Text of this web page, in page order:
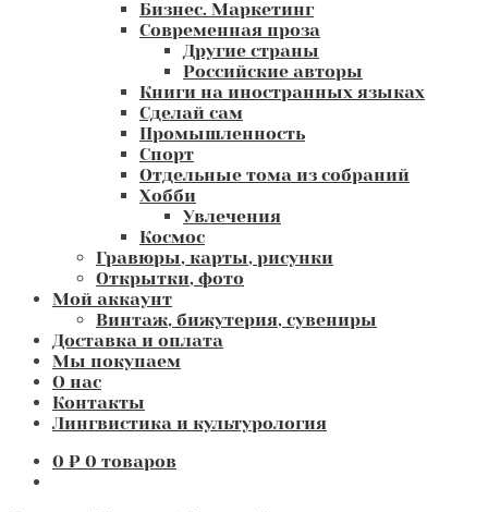
Бизнес. Маркетинг
Современная проза
Другие страны
Российские авторы
Книги на иностранных языках
Сделай сам
Промышленность
Спорт
Отдельные тома из собраний
Хобби
Увлечения
Космос
Гравюры, карты, рисунки
Открытки, фото
Мой аккаунт
Винтаж, бижутерия, сувениры
Доставка и оплата
Мы покупаем
О нас
Контакты
Лингвистика и культурология
0 ₽ 0 товаров